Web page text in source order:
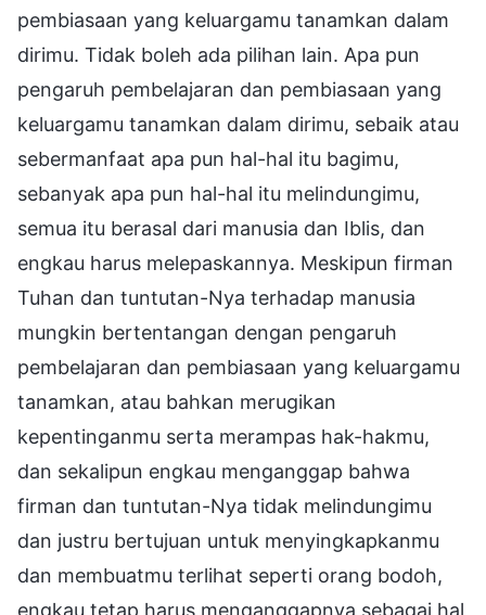
pembiasaan yang keluargamu tanamkan dalam
dirimu. Tidak boleh ada pilihan lain. Apa pun
pengaruh pembelajaran dan pembiasaan yang
keluargamu tanamkan dalam dirimu, sebaik atau
sebermanfaat apa pun hal-hal itu bagimu,
sebanyak apa pun hal-hal itu melindungimu,
semua itu berasal dari manusia dan Iblis, dan
engkau harus melepaskannya. Meskipun firman
Tuhan dan tuntutan-Nya terhadap manusia
mungkin bertentangan dengan pengaruh
pembelajaran dan pembiasaan yang keluargamu
tanamkan, atau bahkan merugikan
kepentinganmu serta merampas hak-hakmu,
dan sekalipun engkau menganggap bahwa
firman dan tuntutan-Nya tidak melindungimu
dan justru bertujuan untuk menyingkapkanmu
dan membuatmu terlihat seperti orang bodoh,
engkau tetap harus menganggapnya sebagai hal